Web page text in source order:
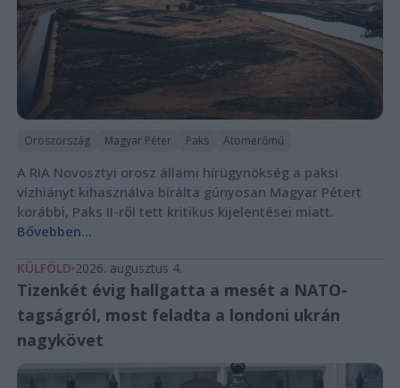
Oroszország Magyar Péter Paks Atomerőmű
A RIA Novosztyi orosz állami hírügynökség a paksi
vízhiányt kihasználva bírálta gúnyosan Magyar Pétert
korábbi, Paks II-ről tett kritikus kijelentései miatt.
Bővebben...
KÜLFÖLD 2026. augusztus 4.
Tizenkét évig hallgatta a mesét a NATO-
tagságról, most feladta a londoni ukrán
nagykövet